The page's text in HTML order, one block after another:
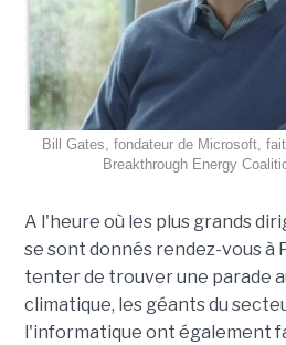
Bill Gates, fondateur de Microsoft,
Breakthrough Energy
A l'heure où les plus grands
se sont donnés rendez-vous à
tenter de trouver une parade
climatique, les géants du
l'informatique ont également